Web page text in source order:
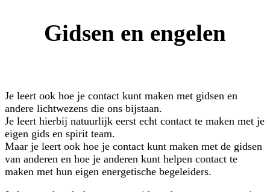
Gidsen en engelen
Je leert ook hoe je contact kunt maken met gidsen en
andere lichtwezens die ons bijstaan.
Je leert hierbij natuurlijk eerst echt contact te maken met je
eigen gids en spirit team.
Maar je leert ook hoe je contact kunt maken met de gidsen
van anderen en hoe je anderen kunt helpen contact te
maken met hun eigen energetische begeleiders.